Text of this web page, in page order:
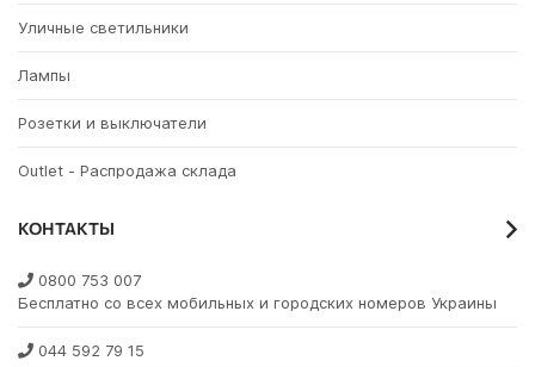
Уличные светильники
Лампы
Розетки и выключатели
Outlet - Распродажа склада
КОНТАКТЫ
0800 753 007
Бесплатно со всех мобильных и городских номеров Украины
044 592 79 15